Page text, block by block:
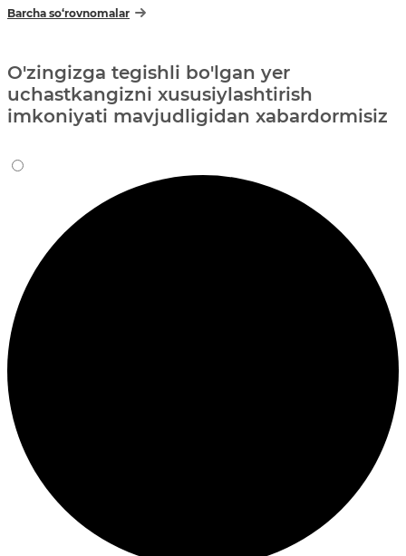
Barcha so‘rovnomalar
O'zingizga tegishli bo'lgan yer
uchastkangizni xususiylashtirish
imkoniyati mavjudligidan xabardormisiz